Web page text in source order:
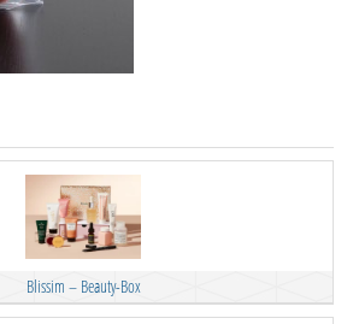
Blissim – Beauty-Box